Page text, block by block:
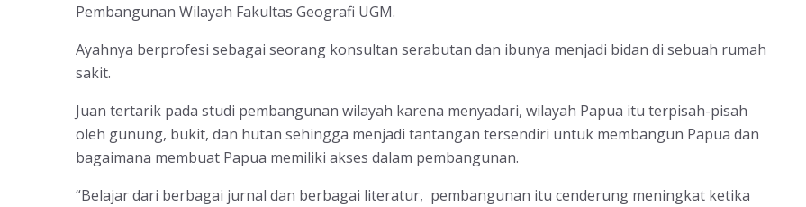
Pembangunan Wilayah Fakultas Geografi UGM.
Ayahnya berprofesi sebagai seorang konsultan serabutan dan ibunya menjadi bidan di sebuah rumah
sakit.
Juan tertarik pada studi pembangunan wilayah karena menyadari, wilayah Papua itu terpisah-pisah
oleh gunung, bukit, dan hutan sehingga menjadi tantangan tersendiri untuk membangun Papua dan
bagaimana membuat Papua memiliki akses dalam pembangunan.
“Belajar dari berbagai jurnal dan berbagai literatur, pembangunan itu cenderung meningkat ketika